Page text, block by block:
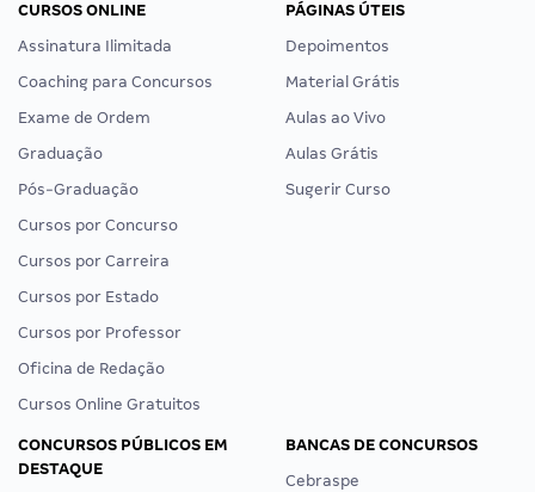
CURSOS ONLINE
Assinatura Ilimitada
Coaching para Concursos
Exame de Ordem
Graduação
Pós-Graduação
Cursos por Concurso
Cursos por Carreira
Cursos por Estado
Cursos por Professor
Oficina de Redação
Cursos Online Gratuitos
PÁGINAS ÚTEIS
Depoimentos
Material Grátis
Aulas ao Vivo
Aulas Grátis
Sugerir Curso
CONCURSOS PÚBLICOS EM
DESTAQUE
BANCAS DE CONCURSOS
Cebraspe